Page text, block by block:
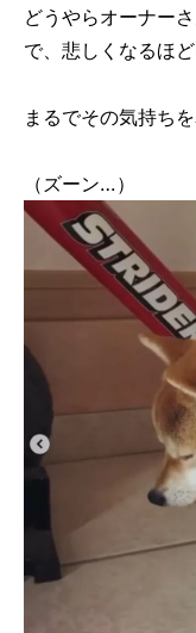
どうやらオーナー
で、悲しくなるほ
まるでその気持ち
（ズーン…）